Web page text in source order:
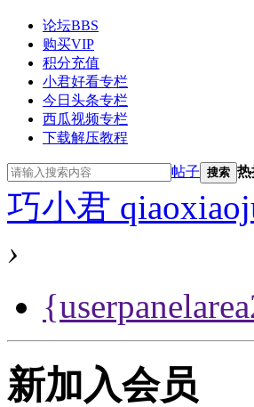
论坛BBS
购买VIP
积分充值
小君好看专栏
今日头条专栏
西瓜视频专栏
下载解压教程
帖子 搜索 热
巧小君
›
新加入会员